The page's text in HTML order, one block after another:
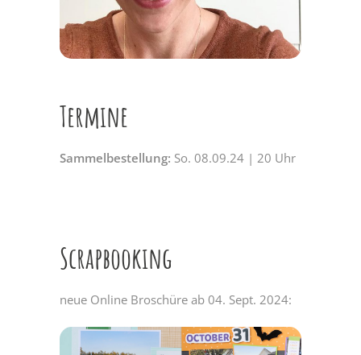
Termine
Sammelbestellung: So. 08.09.24 | 20 Uhr
Scrapbooking
neue Online Broschüre ab 04. Sept. 2024: